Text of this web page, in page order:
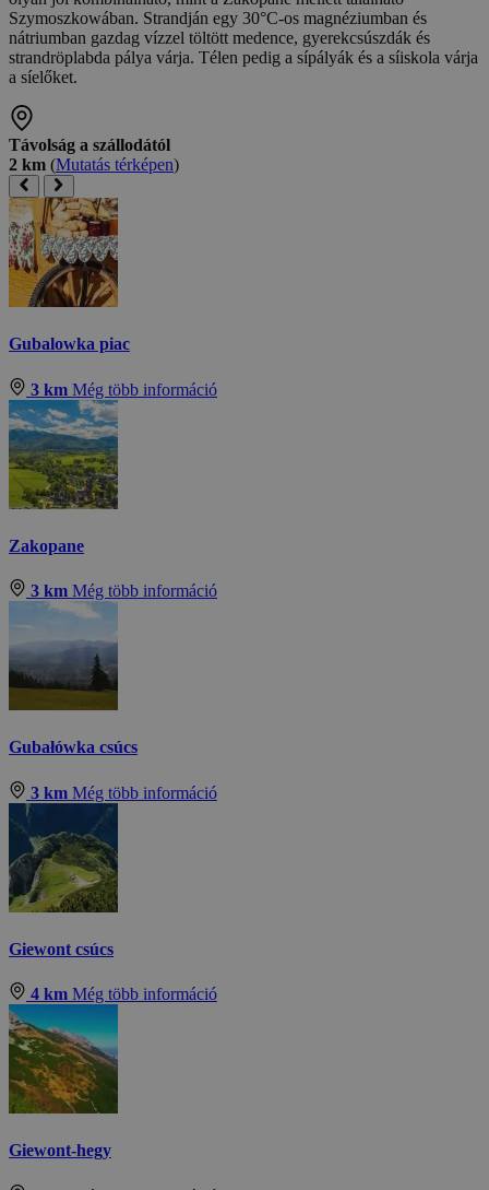
Szymoszkowában. Strandján egy 30°C-os magnéziumban és
nátriumban gazdag vízzel töltött medence, gyerekcsúszdák és
strandröplabda pálya várja. Télen pedig a sípályák és a síiskola várja
a síelőket.
Távolság a szállodától
2 km (Mutatás térképen)
Gubalowka piac
3 km Még több információ
Zakopane
3 km Még több információ
Gubałówka csúcs
3 km Még több információ
Giewont csúcs
4 km Még több információ
Giewont-hegy